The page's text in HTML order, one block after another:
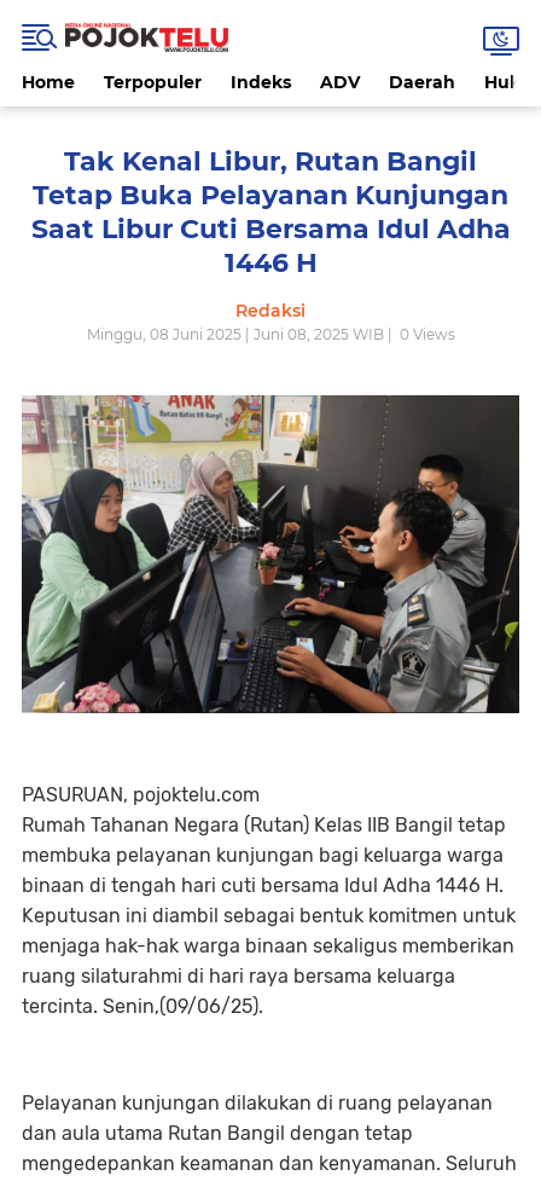
Home Terpopuler Indeks ADV Daerah
Tak Kenal Libur, Rutan Bangil
Tetap Buka Pelayanan Kunjungan
Saat Libur Cuti Bersama Idul Adha
1446 H
Redaksi
Minggu, 08 Juni 2025 | Juni 08, 2025 WIB | 0Views
PASURUAN, pojoktelu.com
Rumah Tahanan Negara (Rutan) Kelas IIB Bangil tetap
membuka pelayanan kunjungan bagi keluarga warga
binaan di tengah hari cuti bersama Idul Adha 1446 H.
Keputusan ini diambil sebagai bentuk komitmen untuk
menjaga hak-hak warga binaan sekaligus memberikan
ruang silaturahmi di hari raya bersama keluarga
tercinta. Senin,(09/06/25).
Pelayanan kunjungan dilakukan di ruang pelayanan
dan aula utama Rutan Bangil dengan tetap
mengedepankan keamanan dan kenyamanan. Seluruh